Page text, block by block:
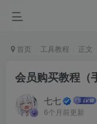
首页 工具教程 正文
会员购买教程（
七七
6个月前更新